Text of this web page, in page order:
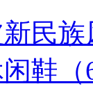
民
鞋（